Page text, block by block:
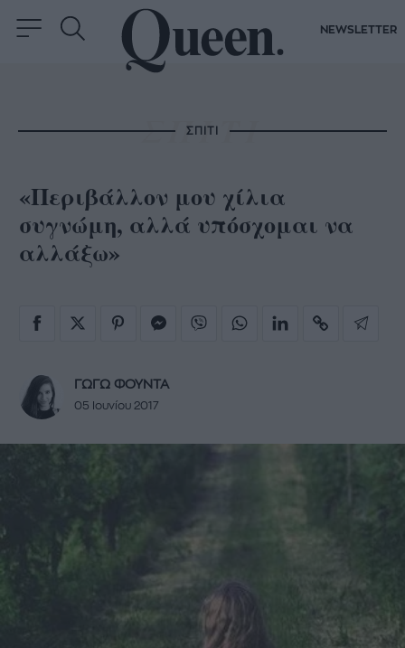
NEWSLETTER
ΣΠΙΤΙ
«Περιβάλλον μου χίλια
συγνώμη, αλλά υπόσχομαι να
αλλάξω»
ΓΩΓΩ ΦΟΥΝΤΑ
05 Ιουνίου 2017